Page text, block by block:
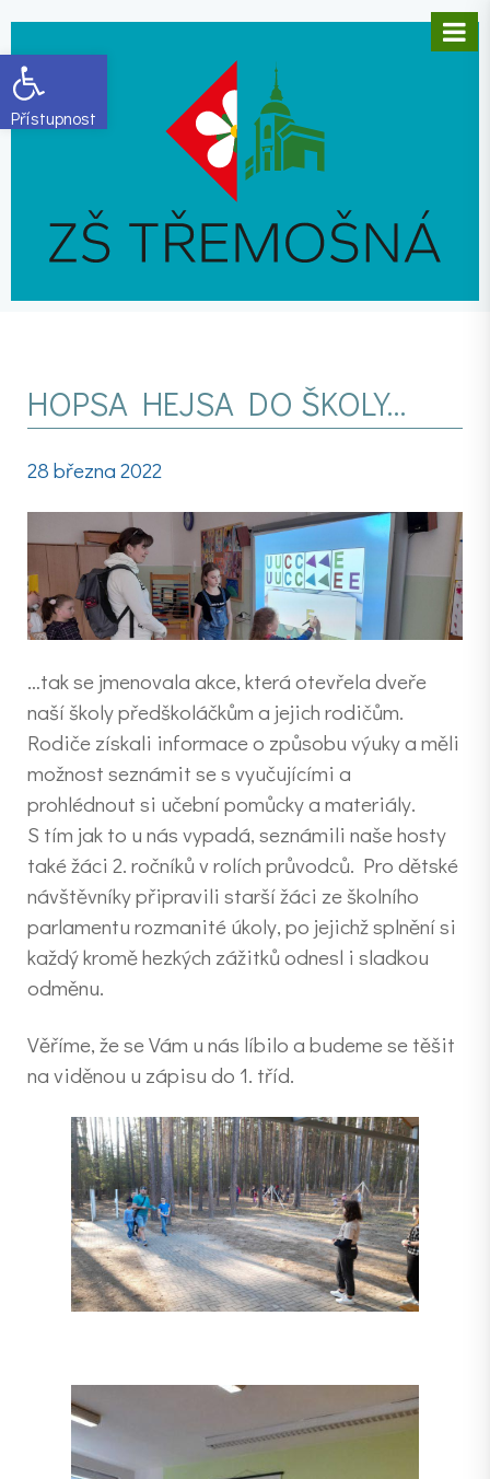
Open toolbar
HOPSA HEJSA DO ŠKOLY…
28 března 2022
…tak se jmenovala akce, která otevřela dveře
naší školy předškoláčkům a jejich rodičům.
Rodiče získali informace o způsobu výuky a měli
možnost seznámit se s vyučujícími a
prohlédnout si učební pomůcky a materiály.
S tím jak to u nás vypadá, seznámili naše hosty
také žáci 2. ročníků v rolích průvodců. Pro dětské
návštěvníky připravili starší žáci ze školního
parlamentu rozmanité úkoly, po jejichž splnění si
každý kromě hezkých zážitků odnesl i sladkou
odměnu.
Věříme, že se Vám u nás líbilo a budeme se těšit
na viděnou u zápisu do 1. tříd.